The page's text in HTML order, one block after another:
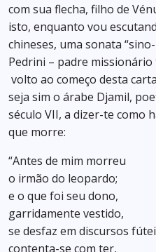
com sua flecha, filho de
isto, enquanto vou
chineses, uma sonata
Pedrini – padre
volto ao começo desta
seja sim o árabe Djamil,
século VII, a dizer-te como
que morre:
“Antes de mim morreu
o irmão do leopardo;
e o que foi seu dono,
garridamente vestido,
se desfaz em discursos
contenta-se com ter,